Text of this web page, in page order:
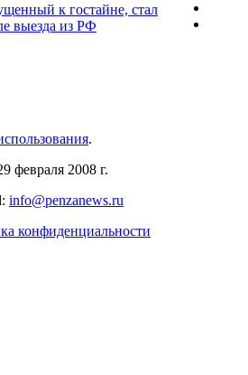
к гостайне, стал
выезда из РФ
.
февраля 2008 г.
info@penzanews.ru
конфиденциальности